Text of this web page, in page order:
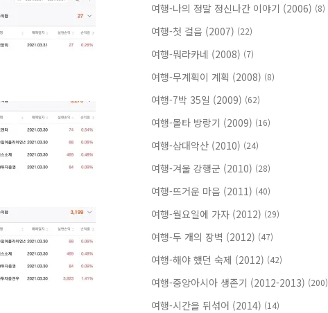
여행-나의 정말 정신나간 이야기 (2006) (8)
여행-첫 걸음 (2007) (22)
여행-뭐라카네 (2008) (7)
여행-무계획이 계획 (2008) (8)
여행-7박 35일 (2009) (62)
여행-몰타 방랑기 (2009) (16)
여행-삼대악산 (2010) (24)
여행-겨울 강행군 (2010) (28)
여행-뜨거운 마음 (2011) (40)
여행-월요일에 가자 (2012) (29)
여행-두 개의 장벽 (2012) (47)
여행-해야 했던 숙제 (2012) (42)
여행-중앙아시아 생존기 (2012-2013) (200)
여행-시간을 뒤섞어 (2014) (14)